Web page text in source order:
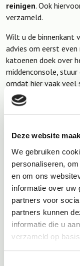
Deze website
We gebruiken
personaliseren,
en om ons
informatie over uw
partners voor
partners kunnen
informatie die u
verzameld op
reinigen. Ook
verzameld.
Wilt u de binnenkant
advies om eerst
katoenen doek over
middenconsole,
omdat hier vaak
stofzuigen en dan
afnemen nog een
Na het afstoffen
gebruikt. Gebruikt
vloerbekleding en
borstelen de
veegt u het zand,
opgezogen.